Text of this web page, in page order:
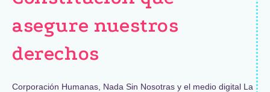
asegure nuestros
derechos
Corporación Humanas, Nada Sin Nosotras y el medio digital La